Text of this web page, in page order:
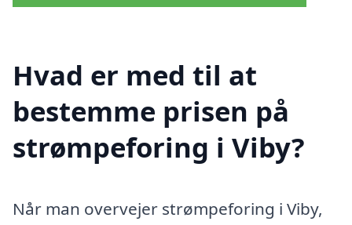
Hvad er med til at
bestemme prisen på
strømpeforing i Viby?
Når man overvejer strømpeforing i Viby,